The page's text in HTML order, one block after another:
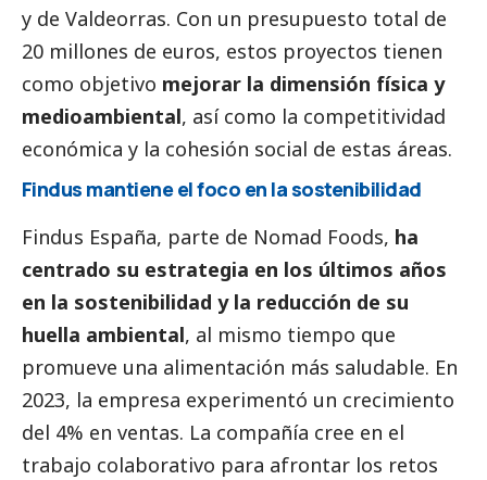
y de Valdeorras. Con un presupuesto total de
20 millones de euros, estos proyectos tienen
como objetivo mejorar la dimensión física y
medioambiental, así como la competitividad
económica y la cohesión social de estas áreas.
Findus mantiene el foco en la sostenibilidad
Findus España, parte de Nomad Foods, ha
centrado su estrategia en los últimos años
en la sostenibilidad y la reducción de su
huella ambiental, al mismo tiempo que
promueve una alimentación más saludable. En
2023, la empresa experimentó un crecimiento
del 4% en ventas. La compañía cree en el
trabajo colaborativo para afrontar los retos